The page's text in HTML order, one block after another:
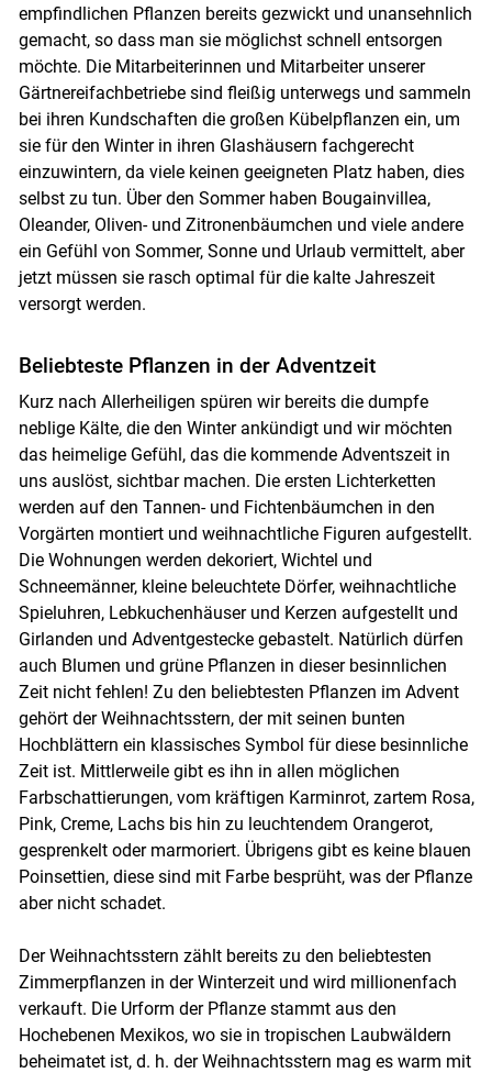
Skip to main content
empfindlichen Pflanzen bereits gezwickt und unansehnlich
gemacht, so dass man sie möglichst schnell entsorgen
möchte. Die Mitarbeiterinnen und Mitarbeiter unserer
Gärtnereifachbetriebe sind fleißig unterwegs und sammeln
bei ihren Kundschaften die großen Kübelpflanzen ein, um
sie für den Winter in ihren Glashäusern fachgerecht
einzuwintern, da viele keinen geeigneten Platz haben, dies
selbst zu tun. Über den Sommer haben Bougainvillea,
Oleander, Oliven- und Zitronenbäumchen und viele andere
ein Gefühl von Sommer, Sonne und Urlaub vermittelt, aber
jetzt müssen sie rasch optimal für die kalte Jahreszeit
versorgt werden.
Beliebteste Pflanzen in der Adventzeit
Kurz nach Allerheiligen spüren wir bereits die dumpfe
neblige Kälte, die den Winter ankündigt und wir möchten
das heimelige Gefühl, das die kommende Adventszeit in
uns auslöst, sichtbar machen. Die ersten Lichterketten
werden auf den Tannen- und Fichtenbäumchen in den
Vorgärten montiert und weihnachtliche Figuren aufgestellt.
Die Wohnungen werden dekoriert, Wichtel und
Schneemänner, kleine beleuchtete Dörfer, weihnachtliche
Spieluhren, Lebkuchenhäuser und Kerzen aufgestellt und
Girlanden und Adventgestecke gebastelt. Natürlich dürfen
auch Blumen und grüne Pflanzen in dieser besinnlichen
Zeit nicht fehlen! Zu den beliebtesten Pflanzen im Advent
gehört der Weihnachtsstern, der mit seinen bunten
Hochblättern ein klassisches Symbol für diese besinnliche
Zeit ist. Mittlerweile gibt es ihn in allen möglichen
Farbschattierungen, vom kräftigen Karminrot, zartem Rosa,
Pink, Creme, Lachs bis hin zu leuchtendem Orangerot,
gesprenkelt oder marmoriert. Übrigens gibt es keine blauen
Poinsettien, diese sind mit Farbe besprüht, was der Pflanze
aber nicht schadet.
Der Weihnachtsstern zählt bereits zu den beliebtesten
Zimmerpflanzen in der Winterzeit und wird millionenfach
verkauft. Die Urform der Pflanze stammt aus den
Hochebenen Mexikos, wo sie in tropischen Laubwäldern
beheimatet ist, d. h. der Weihnachtsstern mag es warm mit